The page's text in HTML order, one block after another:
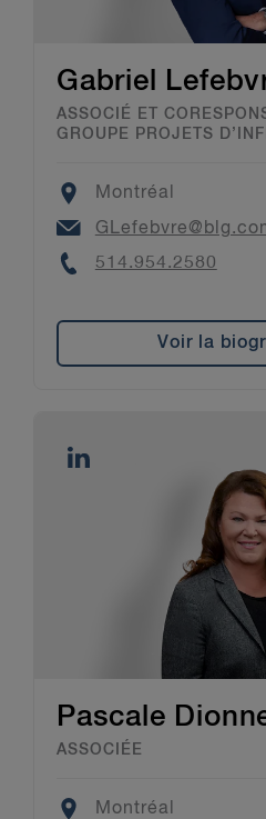
Gabriel
ASSOCIÉ ET
GROUPE PROJETS
Location
Montréal
Email
Phone
514.954.2580
Voir la
Pascale
ASSOCIÉE
Location
Montréal